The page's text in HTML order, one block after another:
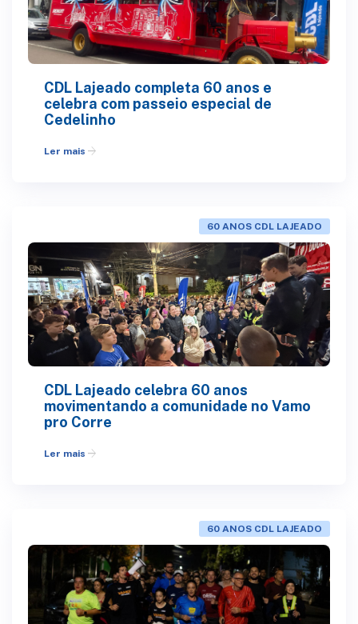
CDL Lajeado completa 60 anos e
celebra com passeio especial de
Cedelinho
Ler mais arrow_forward
60 ANOS CDL LAJEADO
CDL Lajeado celebra 60 anos
movimentando a comunidade no Vamo
pro Corre
Ler mais arrow_forward
60 ANOS CDL LAJEADO